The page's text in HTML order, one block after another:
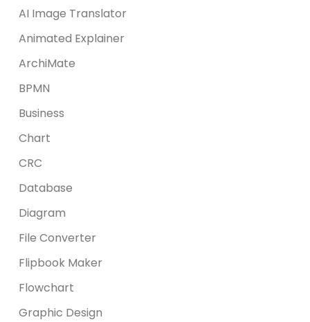
AI Image Translator
Animated Explainer
ArchiMate
BPMN
Business
Chart
CRC
Database
Diagram
File Converter
Flipbook Maker
Flowchart
Graphic Design